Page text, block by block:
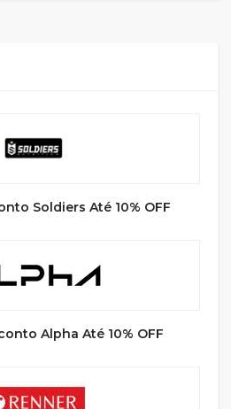
Soldiers Até 10% OFF
Alpha Até 10% OFF